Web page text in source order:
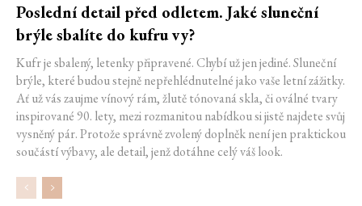
Poslední detail před odletem. Jaké sluneční
brýle sbalíte do kufru vy?
Kufr je sbalený, letenky připravené. Chybí už jen jediné. Sluneční
brýle, které budou stejně nepřehlédnutelné jako vaše letní zážitky.
Ať už vás zaujme vínový rám, žlutě tónovaná skla, či oválné tvary
inspirované 90. lety, mezi rozmanitou nabídkou si jistě najdete svůj
vysněný pár. Protože správně zvolený doplněk není jen praktickou
součástí výbavy, ale detail, jenž dotáhne celý váš look.